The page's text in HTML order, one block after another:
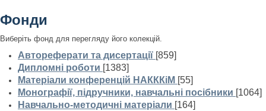
Фонди
Виберіть фонд для перегляду його колекцій.
Автореферати та дисертації [859]
Дипломні роботи [1383]
Матеріали конференцій НАКККіМ [55]
Монографії, підручники, навчальні посібники [1064]
Навчально-методичні матеріали [164]